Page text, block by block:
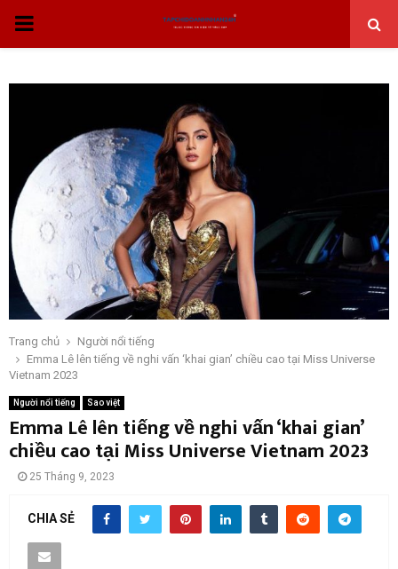
THỰC
Trang chủ
Người nổi tiếng
Emma Lê lên tiếng về nghi vấn ‘khai gian’ chiều cao tại Miss Universe
Vietnam 2023
Người nổi tiếng Sao việt
Emma Lê lên tiếng về nghi vấn ‘khai gian’
chiều cao tại Miss Universe Vietnam 2023
25 Tháng 9, 2023
CHIA SẺ